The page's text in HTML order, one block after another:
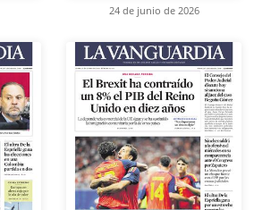
24 de junio de 2026